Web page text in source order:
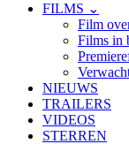
FILMS ⌄
Film
Films in
NIEUWS
TRAILERS
VIDEOS
STERREN